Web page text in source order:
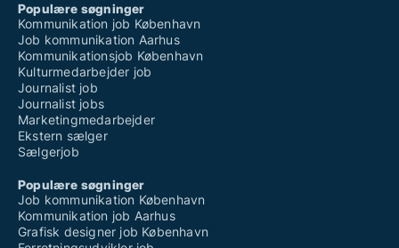
Populære søgninger
Kommunikation job København
Job kommunikation Aarhus
Kommunikationsjob København
Kulturmedarbejder job
Journalist job
Journalist jobs
Marketingmedarbejder
Ekstern sælger
Sælgerjob
Populære søgninger
Job kommunikation København
Kommunikation job Aarhus
Grafisk designer job København